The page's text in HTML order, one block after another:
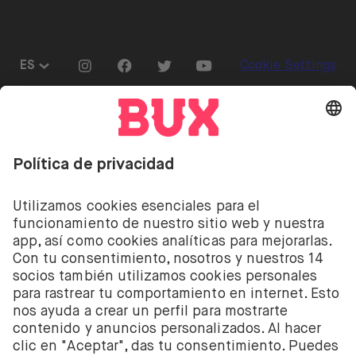
ES
Abrir menú de idiomas
Go to "Instagram"
Go to "Facebook"
Go to "Twitter"
Go to "Youtube"
Cookie Settings
Invertir conlleva riesgos. Puedes perder tu depósito.
Invertir conlleva el riesgo de perder el dinero
ETF de BUX son proporcionados por la empresa
holandesa BUX B.V. BUX B.V. está registrada en la
Cámara de Comercio de Ámsterdam con el número
58403949. BUX B.V. está autorizada y regulada por la
Autoridad Financiera de los Mercados de los Países
Bajos (Autoriteit Financiële Markten – AFM).
BUX B.V. no presta asesoramiento en materia de